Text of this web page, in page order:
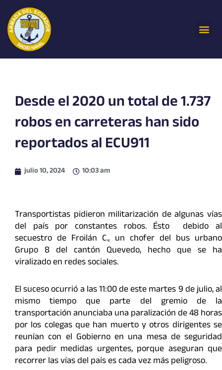
contenido
Desde el 2020 un total de 1.737
robos en carreteras han sido
reportados al ECU911
julio 10, 2024 10:03 am
Transportistas pidieron militarización de algunas vías
del país por constantes robos. Ésto debido al
secuestro de Froilán C., un chofer del bus urbano
Grupo 8 del cantón Quevedo, hecho que se ha
viralizado en redes sociales.
El suceso ocurrió a las 11:00 de este martes 9 de julio, al
mismo tiempo que parte del gremio de la
transportación anunciaba una paralización de 48 horas
por los colegas que han muerto y otros dirigentes se
reunían con el Gobierno en una mesa de seguridad
para pedir medidas urgentes, porque aseguran que
recorrer las vías del país es cada vez más peligroso.